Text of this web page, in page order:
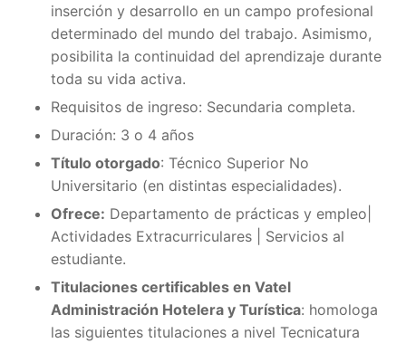
inserción y desarrollo en un campo profesional
determinado del mundo del trabajo. Asimismo,
posibilita la continuidad del aprendizaje durante
toda su vida activa.
Requisitos de ingreso: Secundaria completa.
Duración: 3 o 4 años
Título otorgado: Técnico Superior No
Universitario (en distintas especialidades).
Ofrece: Departamento de prácticas y empleo|
Actividades Extracurriculares | Servicios al
estudiante.
Titulaciones certificables en Vatel
Administración Hotelera y Turística: homologa
las siguientes titulaciones a nivel Tecnicatura